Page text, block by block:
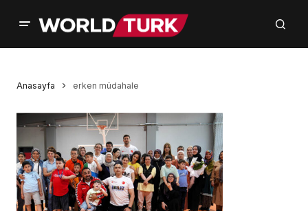
Anasayfa erken müdahale